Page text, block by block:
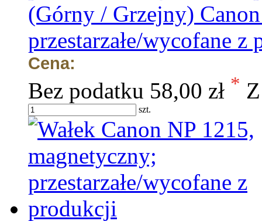
(Górny / Grzejny)
przestarzałe/wycofane z
Cena:
Bez podatku 58,00 zł *
szt.